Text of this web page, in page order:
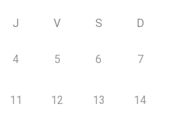
J V S D
4 5 6 7
11 12 13 14